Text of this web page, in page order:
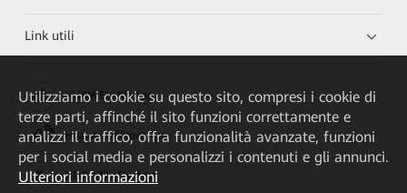
Link utili
HUAWEI eKit App
Huawei HiKnow App
HUAWEI eFly App
Utilizziamo i cookie su questo sito, compresi i cookie di
terze parti, affinché il sito funzioni correttamente e
analizzi il traffico, offra funzionalità avanzate, funzioni
per i social media e personalizzi i contenuti e gli annunci.
Ulteriori informazioni